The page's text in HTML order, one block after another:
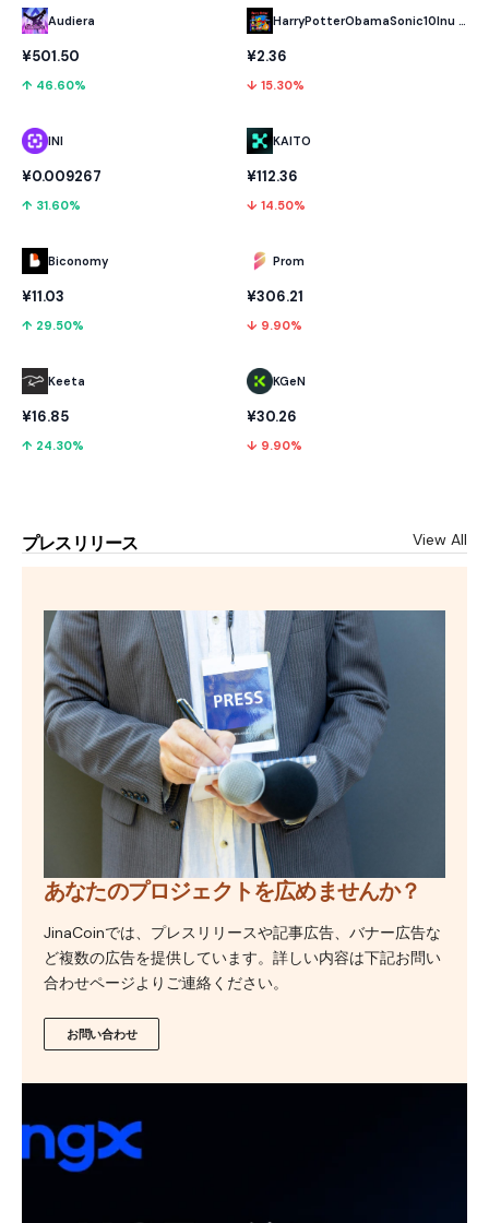
Audiera
¥501.50
↑ 46.60%
INI
¥0.009267
↑ 31.60%
Biconomy
¥11.03
↑ 29.50%
Keeta
¥16.85
↑ 24.30%
HarryPotterObamaSonic10Inu (ETH)
¥2.36
↓ 15.30%
KAITO
¥112.36
↓ 14.50%
Prom
¥306.21
↓ 9.90%
KGeN
¥30.26
↓ 9.90%
プレスリリース View All
あなたのプロジェクトを広めませんか？
JinaCoinでは、プレスリリースや記事広告、バナー広告な
ど複数の広告を提供しています。詳しい内容は下記お問い
合わせページよりご連絡ください。
お問い合わせ